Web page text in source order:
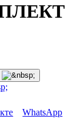
WhatsApp